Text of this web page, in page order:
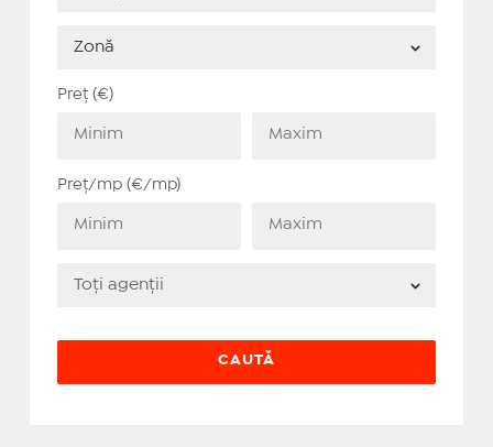
Preț (€)
Preț/mp (€/mp)